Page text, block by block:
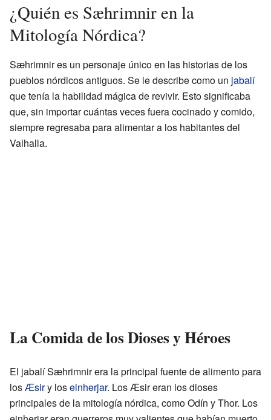
¿Quién es Sæhrimnir en la
Mitología Nórdica?
Sæhrimnir es un personaje único en las historias de los
pueblos nórdicos antiguos. Se le describe como un jabalí
que tenía la habilidad mágica de revivir. Esto significaba
que, sin importar cuántas veces fuera cocinado y comido,
siempre regresaba para alimentar a los habitantes del
Valhalla.
La Comida de los Dioses y Héroes
El jabalí Sæhrimnir era la principal fuente de alimento para
losÆsiry loseinherjar. Los Æsir eran los dioses
principales de la mitología nórdica, como Odín y Thor. Los